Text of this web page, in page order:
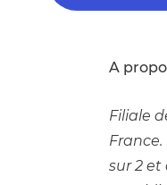
A
Filiale
France.
sur 2 et